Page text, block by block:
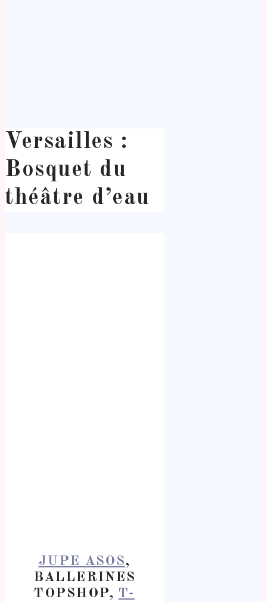
Versailles :
Bosquet du
théâtre d’eau
JUPE ASOS,
BALLERINES
TOPSHOP, T-